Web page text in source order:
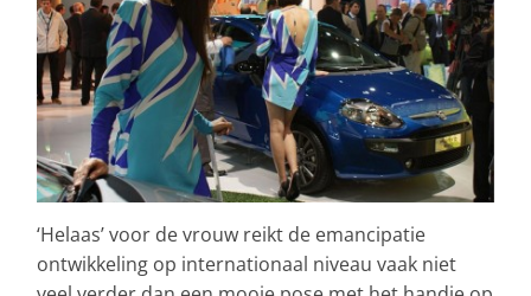
‘Helaas’ voor de vrouw reikt de emancipatie
ontwikkeling op internationaal niveau vaak niet